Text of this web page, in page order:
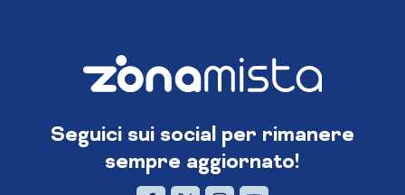
Seguici sui social per rimanere
sempre aggiornato!